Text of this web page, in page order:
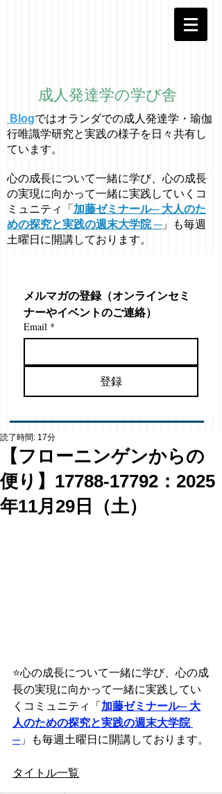
成人発達学の学び舎
Blogではオラ ンダでの成人発達学・ 瑜伽
行唯識学研究と実践の様子を日々共有し
ています。
心の成長について一緒に学び、心の成長
の実現に向かって一緒に実践していくコ
ミュニティ「 加藤ゼミナール─ 大人のた
めの探究と実践の週末大学院 ─」も毎週
土曜日に開講しております。
メルマガの登録（オンラインセミ
ナーやイベントのご連絡）
Email *
登録
【フローニンゲンからの
便り】17788-17792：2025
年11月29日（土）
読了時間: 17分
⭐️心の成長について一緒に学び、心の成
長の実現に向かって一緒に実践してい
くコミュニティ「 加藤ゼミナール─ 大
人のための探究と実践の週末大学院
─」も毎週土曜日に開講しております。
タイトル一覧